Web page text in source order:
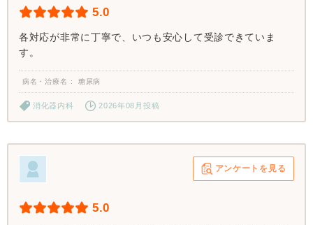
5.0
各対応が非常に丁寧で、いつも安心して受診できていま
す。
病名・治療名 糖尿病
消化器内科 2026年08月投稿
アンケートを見る
5.0